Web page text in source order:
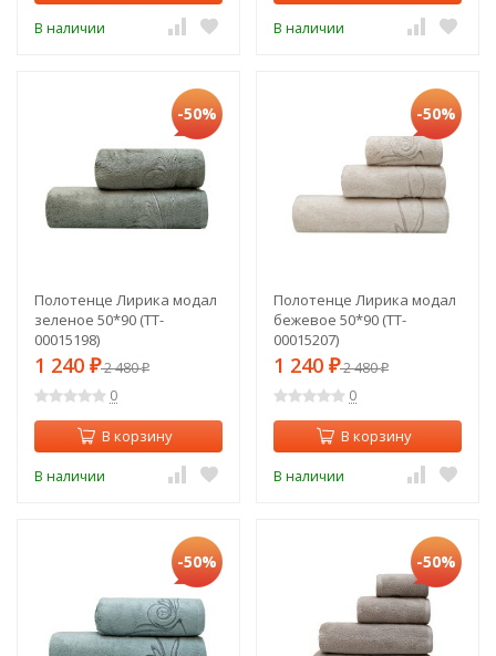
В наличии В наличии
-50%
Полотенце Лирика модал
зеленое 50*90 (TT-
00015198)
1 240 ₽2 480₽
0
В корзину
В наличии
-50%
Полотенце Лирика модал
бежевое 50*90 (TT-
00015207)
1 240 ₽2 480₽
0
В корзину
В наличии
-50% -50%